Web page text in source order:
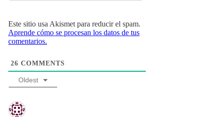
Este sitio usa Akismet para reducir el spam.
Aprende cómo se procesan los datos de tus
comentarios.
26 COMMENTS
Oldest